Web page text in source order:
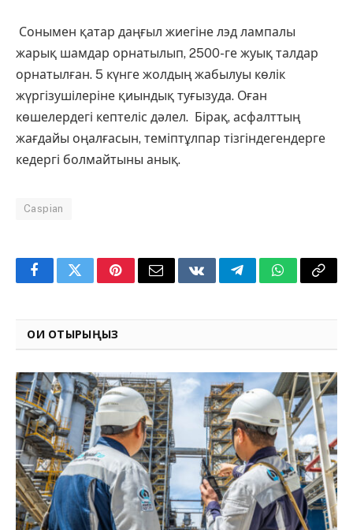
Сонымен қатар даңғыл жиегіне лэд лампалы
жарық шамдар орнатылып, 2500-ге жуық талдар
орнатылған. 5 күнге жолдың жабылуы көлік
жүргізушілеріне қиындық туғызуда. Оған
көшелердегі кептеліс дәлел. Бірақ, асфалттың
жағдайы оңалғасын, теміптұлпар тізгіндегендерге
кедергі болмайтыны анық.
Caspian
FacebookTwitterPinterestEmail VKontakteTelegramWhatsApp
Copy
ОҚИ ОТЫРЫҢЫЗ